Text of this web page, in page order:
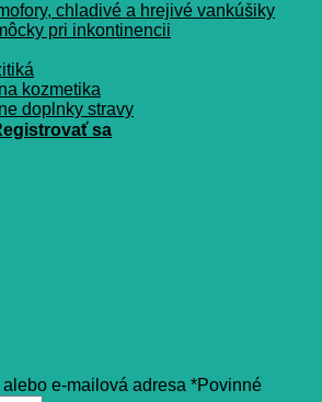
chladivé a hrejivé vankúšiky
pri inkontinencii
kozmetika
doplnky stravy
sa
e-mailová adresa *Povinné